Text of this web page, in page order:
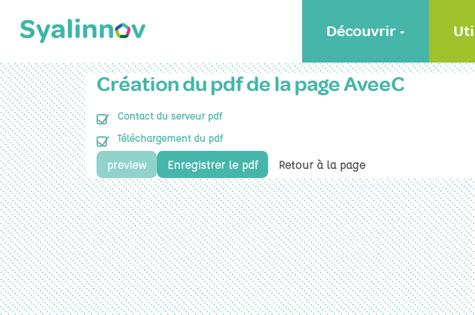
Découvrir
Création du pdf de la page AveeC
Contact du serveur pdf
Téléchargement du pdf
preview Enregistrer le pdf Retour à la page